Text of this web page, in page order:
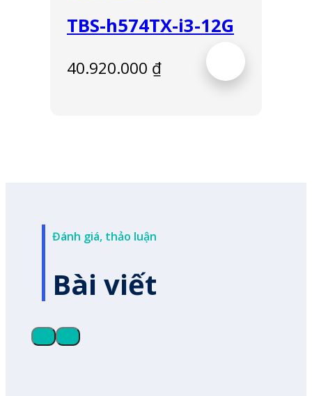
TBS-h574TX-i3-12G
40.920.000 ₫
Đánh giá, thảo luận
Bài viết